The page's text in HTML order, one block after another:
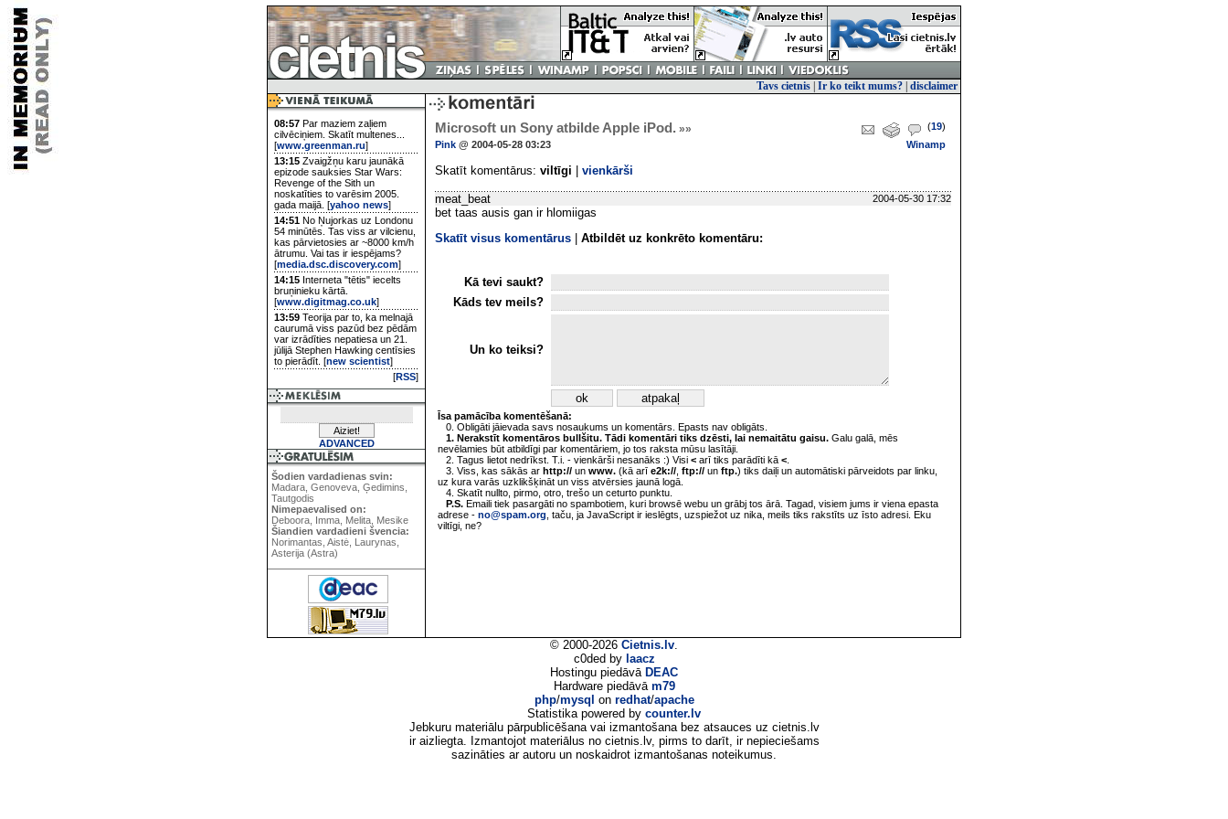
Tavs cietnis Ir ko teikt mums? disclaimer
08:57 Par maziem zaļiem
cilvēciņiem. Skatīt multenes...
[www.greenman.ru]
13:15 Zvaigžņu karu jaunākā
epizode sauksies Star Wars:
Revenge of the Sith un
noskatīties to varēsim 2005.
gada maijā. [yahoo news]
14:51 No Ņujorkas uz Londonu
54 minūtēs. Tas viss ar vilcienu,
kas pārvietosies ar ~8000 km/h
ātrumu. Vai tas ir iespējams?
[media.dsc.discovery.com]
14:15 Interneta "tētis" iecelts
bruņinieku kārtā.
[www.digitmag.co.uk]
13:59 Teorija par to, ka melnajā
caurumā viss pazūd bez pēdām
var izrādīties nepatiesa un 21.
jūlijā Stephen Hawking centīsies
to pierādīt. [new scientist]
[RSS]
ADVANCED
Šodien vardadienas svin:
Madara, Genoveva, Ģedimins,
Tautgodis
Nimepaevalised on:
Deboora, Imma, Melita, Mesike
Šiandien vardadieni švencia:
Norimantas, Aistė, Laurynas,
Asterija (Astra)
Microsoft un Sony atbilde Apple iPod. »» (19)
Pink @ 2004-05-28 03:23 Winamp
Skatīt komentārus: viltīgi vienkārši
meat_beat 2004-05-30 17:32
bet taas ausis gan ir hlomiigas
Skatīt visus komentārus
Atbildēt uz konkrēto komentāru:
Kā tevi saukt?
Kāds tev meils?
Un ko teiksi?
Īsa pamācība komentēšanā:
0. Obligāti jāievada savs nosaukums un komentārs. Epasts nav obligāts.
1. Nerakstīt komentāros bullšitu. Tādi komentāri tiks dzēsti, lai nemaitātu gaisu. Galu galā, mēs
nevēlamies būt atbildīgi par komentāriem, jo tos raksta mūsu lasītāji.
2. Tagus lietot nedrīkst. T.i. - vienkārši nesanāks :) Visi < arī tiks parādīti kā <
3. Viss, kas sākās ar http:// un www. (kā arī e2k:// ftp:// un ftp.) tiks daiļi un automātiski pārveidots par linku,
uz kura varās uzklikšķināt un viss atvērsies jaunā logā.
4. Skatīt nullto, pirmo, otro, trešo un ceturto punktu.
P.S. Emaili tiek pasargāti no spambotiem, kuri browsē webu un grābj tos ārā. Tagad, visiem jums ir viena epasta
adrese - no@spam.org , taču, ja JavaScript ir ieslēgts, uzspiežot uz nika, meils tiks rakstīts uz īsto adresi. Eku
viltīgi, ne?
© 2000-2026 Cietnis.lv.
c0ded by laacz
Hostingu piedāvā DEAC
Hardware piedāvā m79
php/mysql on redhat/apache
Statistika powered by counter.lv
Jebkuru materiālu pārpublicēšana vai izmantošana bez atsauces uz cietnis.lv
ir aizliegta. Izmantojot materiālus no cietnis.lv, pirms to darīt, ir nepieciešams
sazināties ar autoru un noskaidrot izmantošanas noteikumus.